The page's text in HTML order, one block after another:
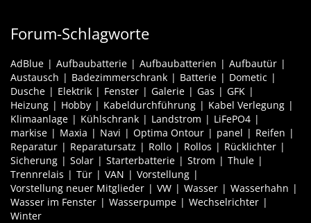
Forum-Schlagworte
AdBlue Aufbaubatterie Aufbaubatterien
Aufbautür
Austausch
Badezimmerschrank Batterie
Dometic
Dusche
Elektrik Fenster Galerie Gas
GFK
Heizung
Hobby Kabeldurchführung
Kabel Verlegung
Klimaanlage
Kühlschrank Landstrom
LiFePO4
markise
Maxia Navi Optima Ontour panel
Reifen
Reparatur
Reparatursatz Rollo Rollos
Rücklichter
Sicherung
Solar Starterbatterie Strom
Thule
Trennrelais
Tür VAN
Vorstellung
Vorstellung neuer Mitglieder
VW Wasser
Wasserhahn
Wasser im Fenster
Wasserpumpe
Wechselrichter
Winter